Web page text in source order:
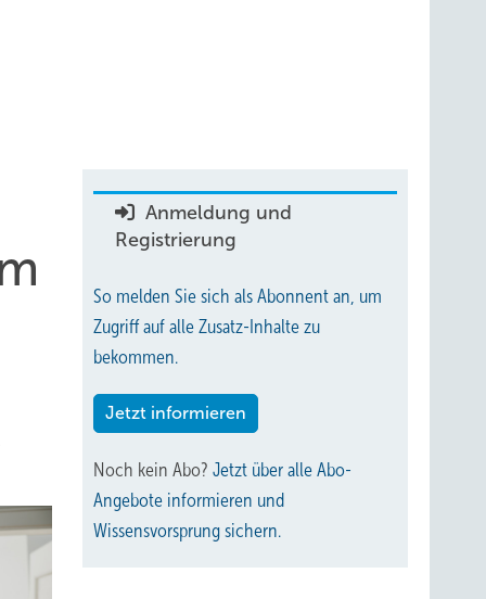
Anmeldung und
Registrierung
So melden Sie sich als Abonnent an, um
Zugriff auf alle Zusatz-Inhalte zu
bekommen.
Jetzt informieren
Noch kein Abo? Jetzt über alle Abo-
Angebote informieren und
Wissensvorsprung sichern.